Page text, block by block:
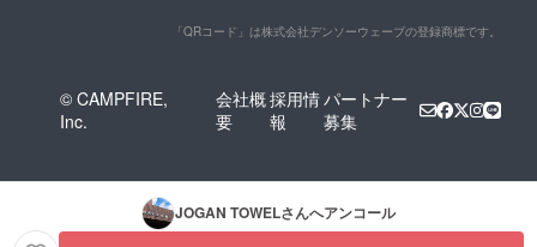
「QRコード」は株式会社デンソーウェーブの登録商標です。
© CAMPFIRE,
Inc.
会社概
要
採用情
報
パートナー
募集
JOGAN TOWELさんへアンコール